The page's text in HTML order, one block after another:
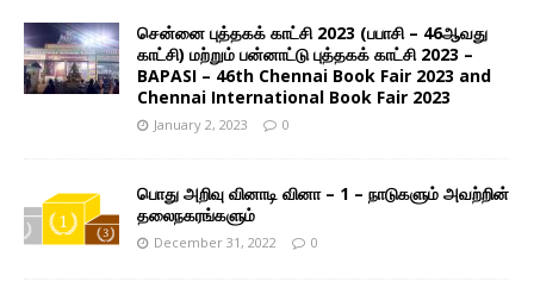
சென்னை புத்தகக் காட்சி 2023 (பபாசி – 46ஆவது
காட்சி) மற்றும் பன்னாட்டு புத்தகக் காட்சி 2023 –
BAPASI – 46th Chennai Book Fair 2023 and
Chennai International Book Fair 2023
January 2, 2023 0
பொது அறிவு வினாடி வினா – 1 – நாடுகளும் அவற்றின்
தலைநகரங்களும்
December 31, 2022 0